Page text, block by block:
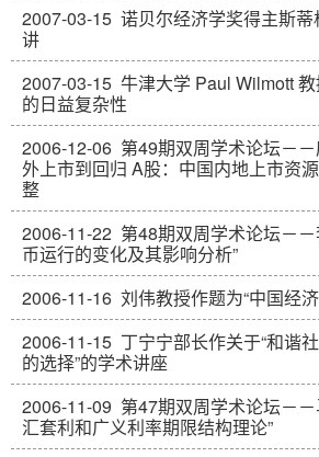
2007-03-15 诺贝尔经济学奖得主斯
讲
2007-03-15 牛津大学 Paul Wilmott
的日益复杂性
2006-12-06 第49期双周学术论坛－
外上市到回归 A股：中国内地上市资
整
2006-11-22 第48期双周学术论坛－
币运行的变化及其影响分析”
2006-11-16 刘伟教授作题为“中国经
2006-11-15 丁宁宁部长作关于“和谐
的选择”的学术讲座
2006-11-09 第47期双周学术论坛－
汇套利和广义利率期限结构理论”